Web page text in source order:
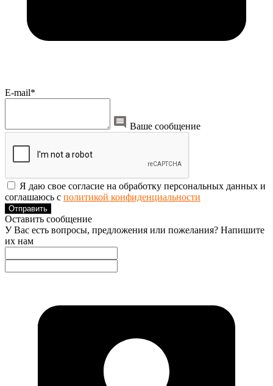
E-mail*
Ваше сообщение
Я даю свое согласие на обработку персональных данных и
соглашаюсь с политикой конфиденциальности
Отправить
Оставить сообщение
У Вас есть вопросы, предложения или пожелания? Напишите
их нам